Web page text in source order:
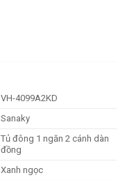
VH-4099A2KD
Sanaky
Tủ đông 1 ngăn 2 cánh dàn
đồng
Xanh ngọc